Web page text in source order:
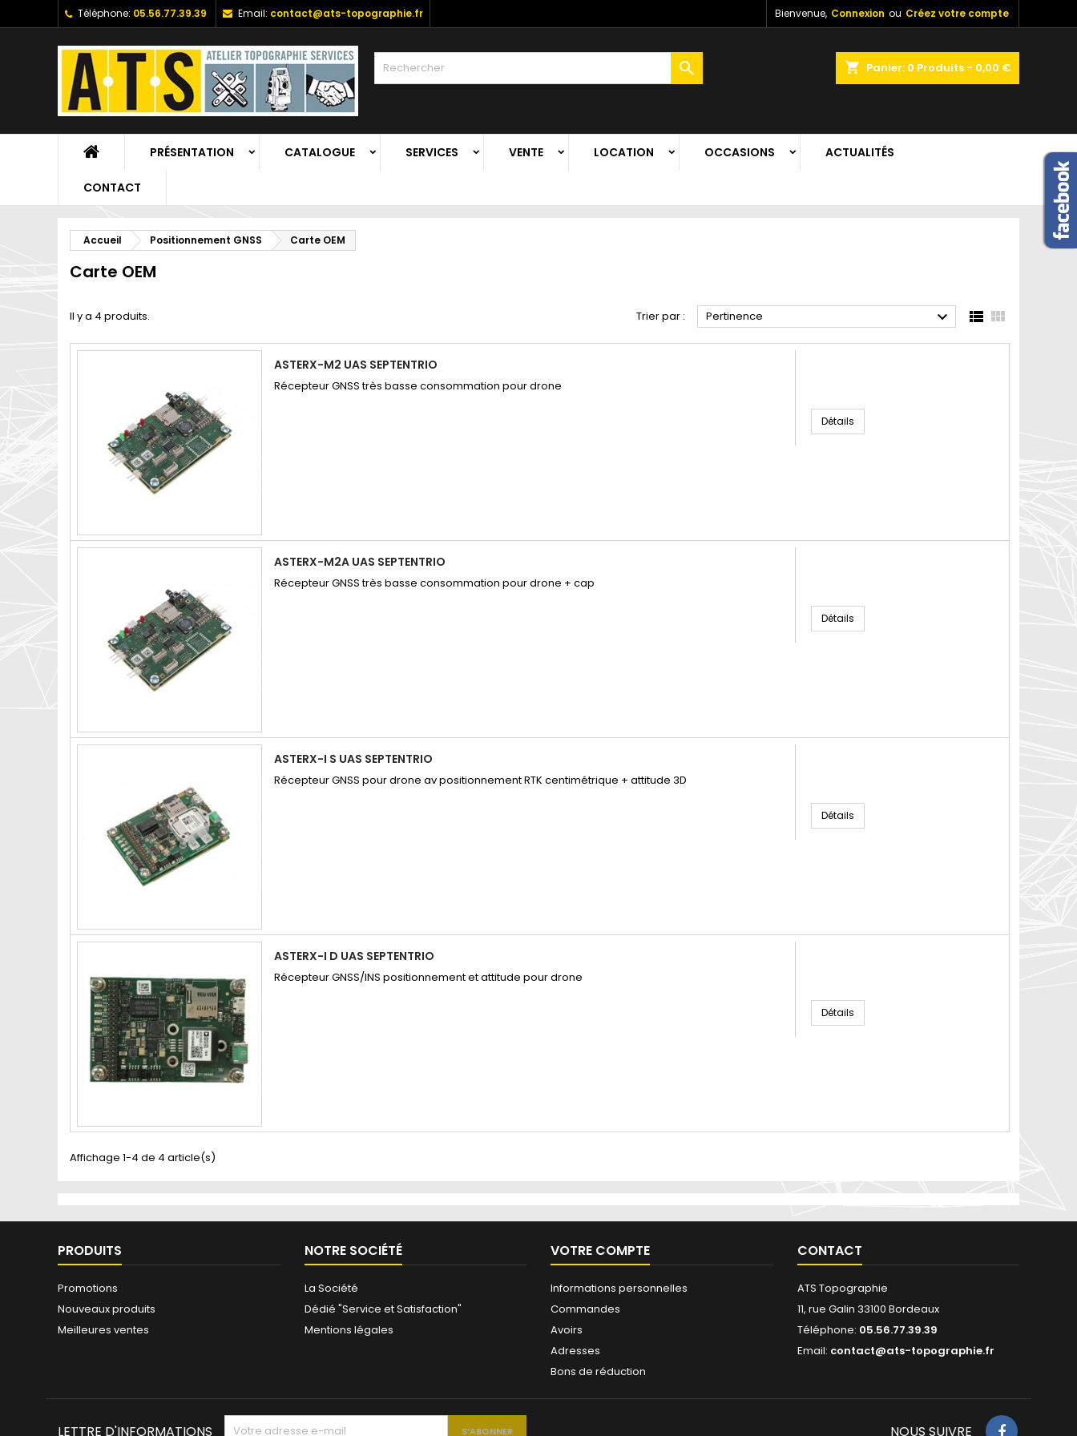
Téléphone: 05.56.77.39.39 Email: contact@ats-topographie.fr Bienvenue, Connexion ou Créez votre compte
shopping_cart Panier: 0 Produits - 0,00 €

PRÉSENTATION CATALOGUE SERVICES VENTE LOCATION OCCASIONS ACTUALITÉS
CONTACT
Accueil Positionnement GNSS Carte OEM
Carte OEM
Il y a 4 produits. Trier par : Pertinence   
ASTERX-M2 UAS SEPTENTRIO
Récepteur GNSS très basse consommation pour drone
Détails
ASTERX-M2A UAS SEPTENTRIO
Récepteur GNSS très basse consommation pour drone + cap
Détails
ASTERX-I S UAS SEPTENTRIO
Récepteur GNSS pour drone av positionnement RTK centimétrique + attitude 3D
Détails
ASTERX-I D UAS SEPTENTRIO
Récepteur GNSS/INS positionnement et attitude pour drone
Détails
Affichage 1-4 de 4 article(s)
PRODUITS
Promotions
Nouveaux produits
Meilleures ventes
NOTRE SOCIÉTÉ
La Société
Dédié "Service et Satisfaction"
Mentions légales
VOTRE COMPTE
Informations personnelles
Commandes
Avoirs
Adresses
Bons de réduction
CONTACT
ATS Topographie
11, rue Galin 33100 Bordeaux
Téléphone: 05.56.77.39.39
Email: contact@ats-topographie.fr
LETTRE D'INFORMATIONS NOUS SUIVRE